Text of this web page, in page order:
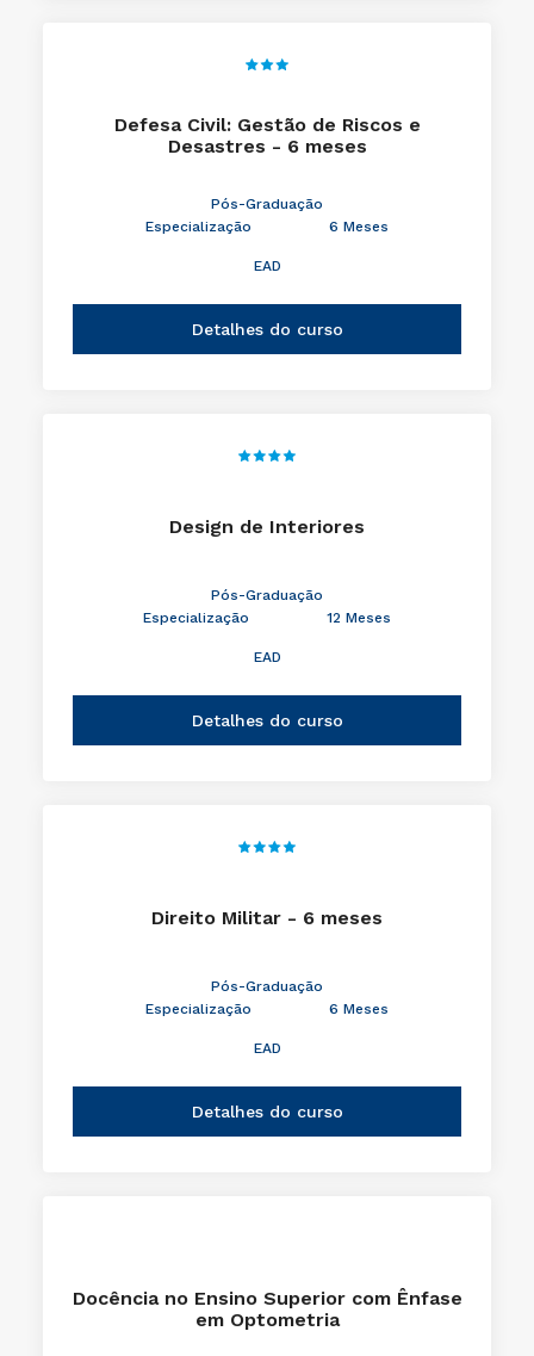
Defesa Civil: Gestão de Riscos e
Desastres - 6 meses
Pós-Graduação
Especialização
6 Meses
EAD
Detalhes do curso
Design de Interiores
Pós-Graduação
Especialização
12 Meses
EAD
Detalhes do curso
Direito Militar - 6 meses
Pós-Graduação
Especialização
6 Meses
EAD
Detalhes do curso
Docência no Ensino Superior com Ênfase
em Optometria